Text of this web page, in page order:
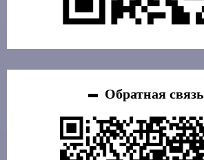
Обратная связь